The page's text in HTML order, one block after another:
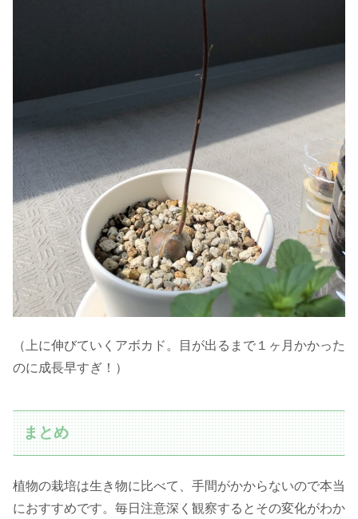
（上に伸びていくアボカド。目が出るまで１ヶ月かかった
のに成長早すぎ！）
まとめ
植物の栽培は生き物に比べて、手間がかからないので本当
におすすめです。毎日注意深く観察するとその変化がわか